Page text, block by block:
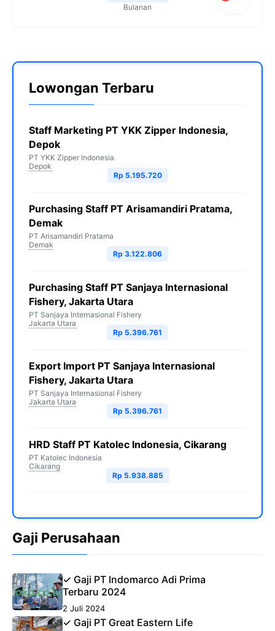
Bulanan
Lowongan Terbaru
Staff Marketing PT YKK Zipper Indonesia,
Depok
PT YKK Zipper Indonesia
Depok
Rp 5.195.720
Purchasing Staff PT Arisamandiri Pratama,
Demak
PT Arisamandiri Pratama
Demak
Rp 3.122.806
Purchasing Staff PT Sanjaya Internasional
Fishery, Jakarta Utara
PT Sanjaya Internasional Fishery
Jakarta Utara
Rp 5.396.761
Export Import PT Sanjaya Internasional
Fishery, Jakarta Utara
PT Sanjaya Internasional Fishery
Jakarta Utara
Rp 5.396.761
HRD Staff PT Katolec Indonesia, Cikarang
PT Katolec Indonesia
Cikarang
Rp 5.938.885
Gaji Perusahaan
✓ Gaji PT Indomarco Adi Prima
Terbaru 2024
2 Juli 2024
✓ Gaji PT Great Eastern Life